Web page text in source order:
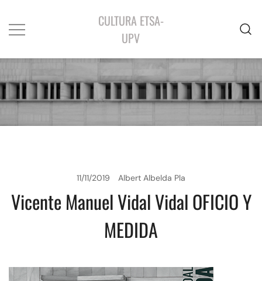
CULTURA ETSA-
UPV
11/11/2019 Albert Albelda Pla
Vicente Manuel Vidal Vidal OFICIO Y
MEDIDA